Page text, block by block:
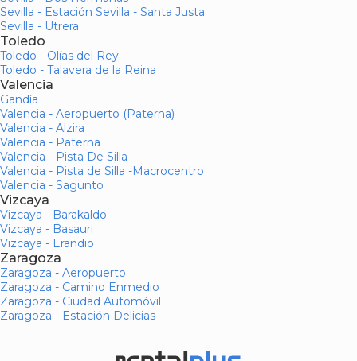
Sevilla - Estación Sevilla - Santa Justa
Sevilla - Utrera
Toledo
Toledo - Olías del Rey
Toledo - Talavera de la Reina
Valencia
Gandía
Valencia - Aeropuerto (Paterna)
Valencia - Alzira
Valencia - Paterna
Valencia - Pista De Silla
Valencia - Pista de Silla -Macrocentro
Valencia - Sagunto
Vizcaya
Vizcaya - Barakaldo
Vizcaya - Basauri
Vizcaya - Erandio
Zaragoza
Zaragoza - Aeropuerto
Zaragoza - Camino Enmedio
Zaragoza - Ciudad Automóvil
Zaragoza - Estación Delicias